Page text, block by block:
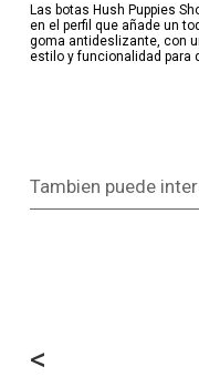
Las botas Hush Puppies
en el perfil que añade un
goma antideslizante, con
estilo y funcionalidad para
Tambien puede
<